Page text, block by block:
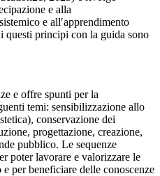
e alla
e all′apprendimento
questi principi con la guida sono
e offre spunti per la
temi: sensibilizzazione allo
conservazione dei
progettazione, creazione,
pubblico. Le sequenze
poter lavorare e valorizzare le
per beneficiare delle conoscenze